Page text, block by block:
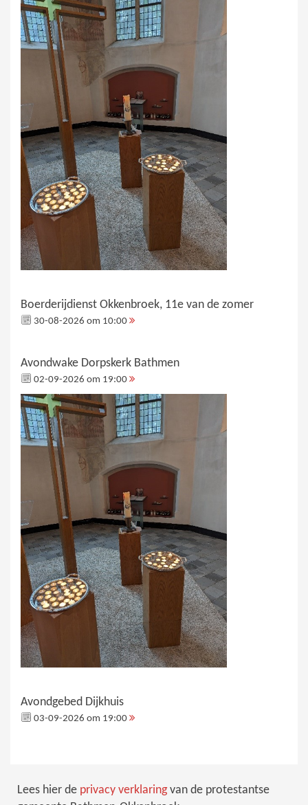
Boerderijdienst Okkenbroek, 11e van de zomer
30-08-2026 om 10:00
Avondwake Dorpskerk Bathmen
02-09-2026 om 19:00
Avondgebed Dijkhuis
03-09-2026 om 19:00
Lees hier de privacy verklaringvan de protestantse